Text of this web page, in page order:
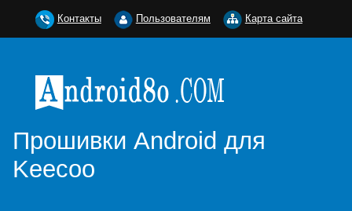
Прошивки Android для
Keecoo
Контакты Пользователям Карта сайта